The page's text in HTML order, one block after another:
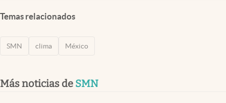
Temas relacionados
SMN clima México
Más noticias de SMN